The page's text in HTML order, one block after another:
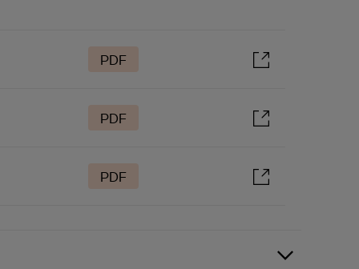
PDF
PDF
PDF